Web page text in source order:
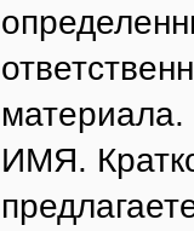
материала.
ИМЯ.